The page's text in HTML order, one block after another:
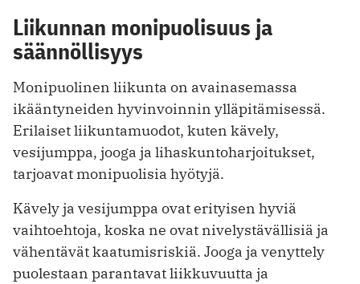
Liikunnan monipuolisuus ja
säännöllisyys
Monipuolinen liikunta on avainasemassa
ikääntyneiden hyvinvoinnin ylläpitämisessä.
Erilaiset liikuntamuodot, kuten kävely,
vesijumppa, jooga ja lihaskuntoharjoitukset,
tarjoavat monipuolisia hyötyjä.
Kävely ja vesijumppa ovat erityisen hyviä
vaihtoehtoja, koska ne ovat nivelystävällisiä ja
vähentävät kaatumisriskiä. Jooga ja venyttely
puolestaan parantavat liikkuvuutta ja